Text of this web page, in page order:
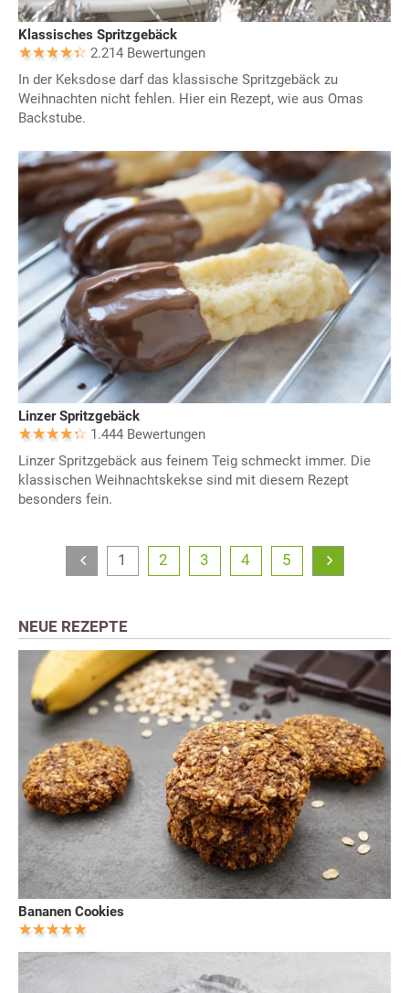
Klassisches Spritzgebäck
2.214 Bewertungen
In der Keksdose darf das klassische Spritzgebäck zu
Weihnachten nicht fehlen. Hier ein Rezept, wie aus Omas
Backstube.
Linzer Spritzgebäck
1.444 Bewertungen
Linzer Spritzgebäck aus feinem Teig schmeckt immer. Die
klassischen Weihnachtskekse sind mit diesem Rezept
besonders fein.
1 2 3 4 5
NEUE REZEPTE
Bananen Cookies